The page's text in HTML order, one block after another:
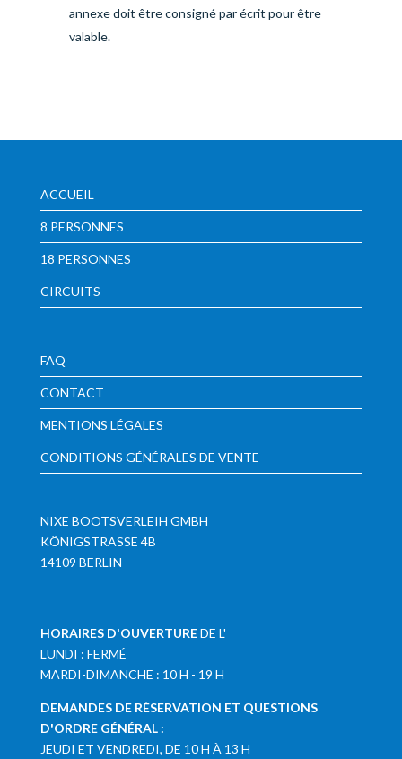
annexe doit être consigné par écrit pour être
valable.
ACCUEIL
8 PERSONNES
18 PERSONNES
CIRCUITS
FAQ
CONTACT
MENTIONS LÉGALES
CONDITIONS GÉNÉRALES DE VENTE
NIXE BOOTSVERLEIH GMBH
KÖNIGSTRASSE 4B
14109 BERLIN
HORAIRES D'OUVERTUREDE L'
LUNDI : FERMÉ
MARDI-DIMANCHE : 10 H - 19 H
DEMANDES DE RÉSERVATION ET QUESTIONS
D'ORDRE GÉNÉRAL :
JEUDI ET VENDREDI, DE 10 H À 13 H